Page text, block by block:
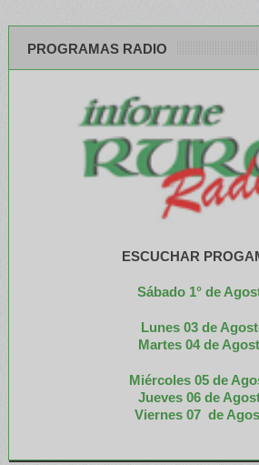
PROGRAMAS RADIO
ESCUCHAR
Sábado 1° de
Lunes 03 de
Martes 04 de
Miércoles 05 de
Jueves 06 de
Viernes 07 de